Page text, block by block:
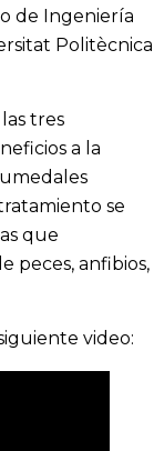
de Ingeniería
Politècnica
tres
a la
se
que
peces, anfibios,
video: